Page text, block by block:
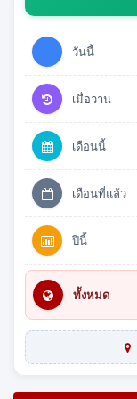
วันนี้
เมื่อวาน
เดือนนี้
เดือนที่แล้ว
ปีนี้
ทั้งหมด